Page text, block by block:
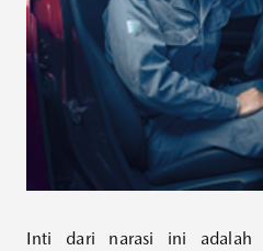
Inti dari narasi ini adalah